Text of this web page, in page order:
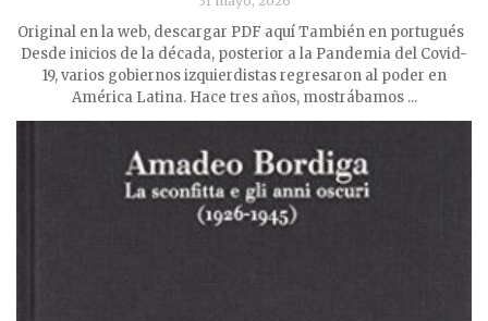
Original en la web, descargar PDF aquí También en portugués
Desde inicios de la década, posterior a la Pandemia del Covid-
19, varios gobiernos izquierdistas regresaron al poder en
América Latina. Hace tres años, mostrábamos ...